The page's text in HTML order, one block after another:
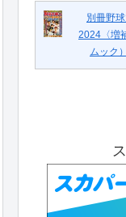
別冊野
2024〈増
ムック